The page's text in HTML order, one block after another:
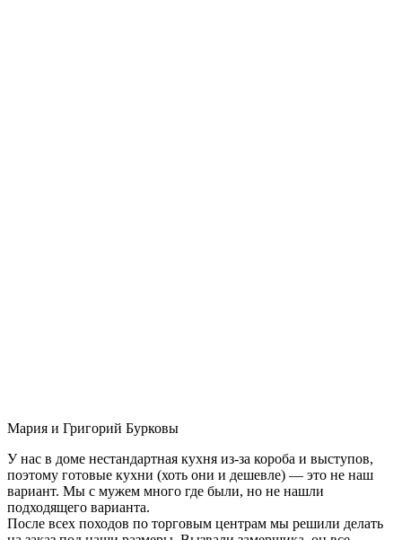
Мария и Григорий Бурковы
У нас в доме нестандартная кухня из-за короба и выступов,
поэтому готовые кухни (хоть они и дешевле) — это не наш
вариант. Мы с мужем много где были, но не нашли
подходящего варианта.
После всех походов по торговым центрам мы решили делать